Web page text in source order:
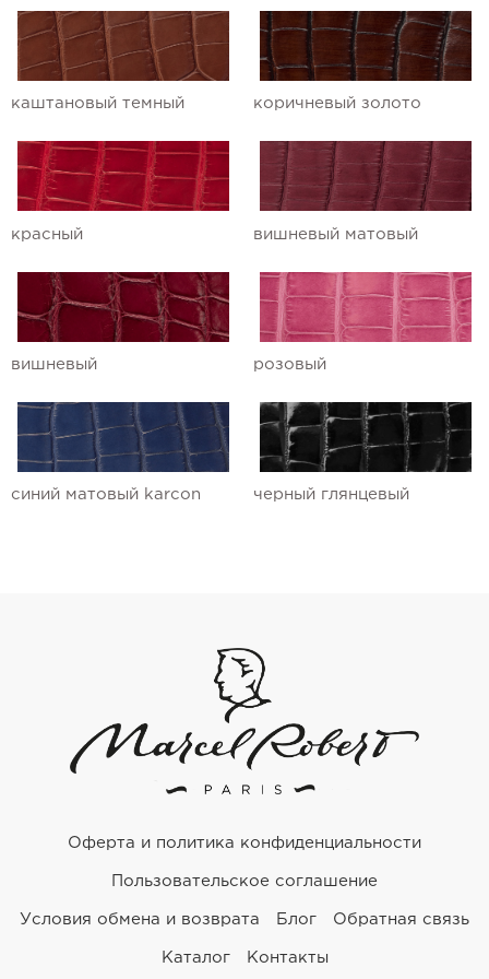
каштановый темный коричневый золото
красный вишневый матовый
вишневый розовый
синий матовый karcon черный глянцевый
Оферта и политика конфиденциальности
Пользовательское соглашение
Условия обмена и возврата Блог Обратная связь
Каталог Контакты
Ремешки для часов Ulysse Nardin
Constantin
Ремешки для часов Zenith